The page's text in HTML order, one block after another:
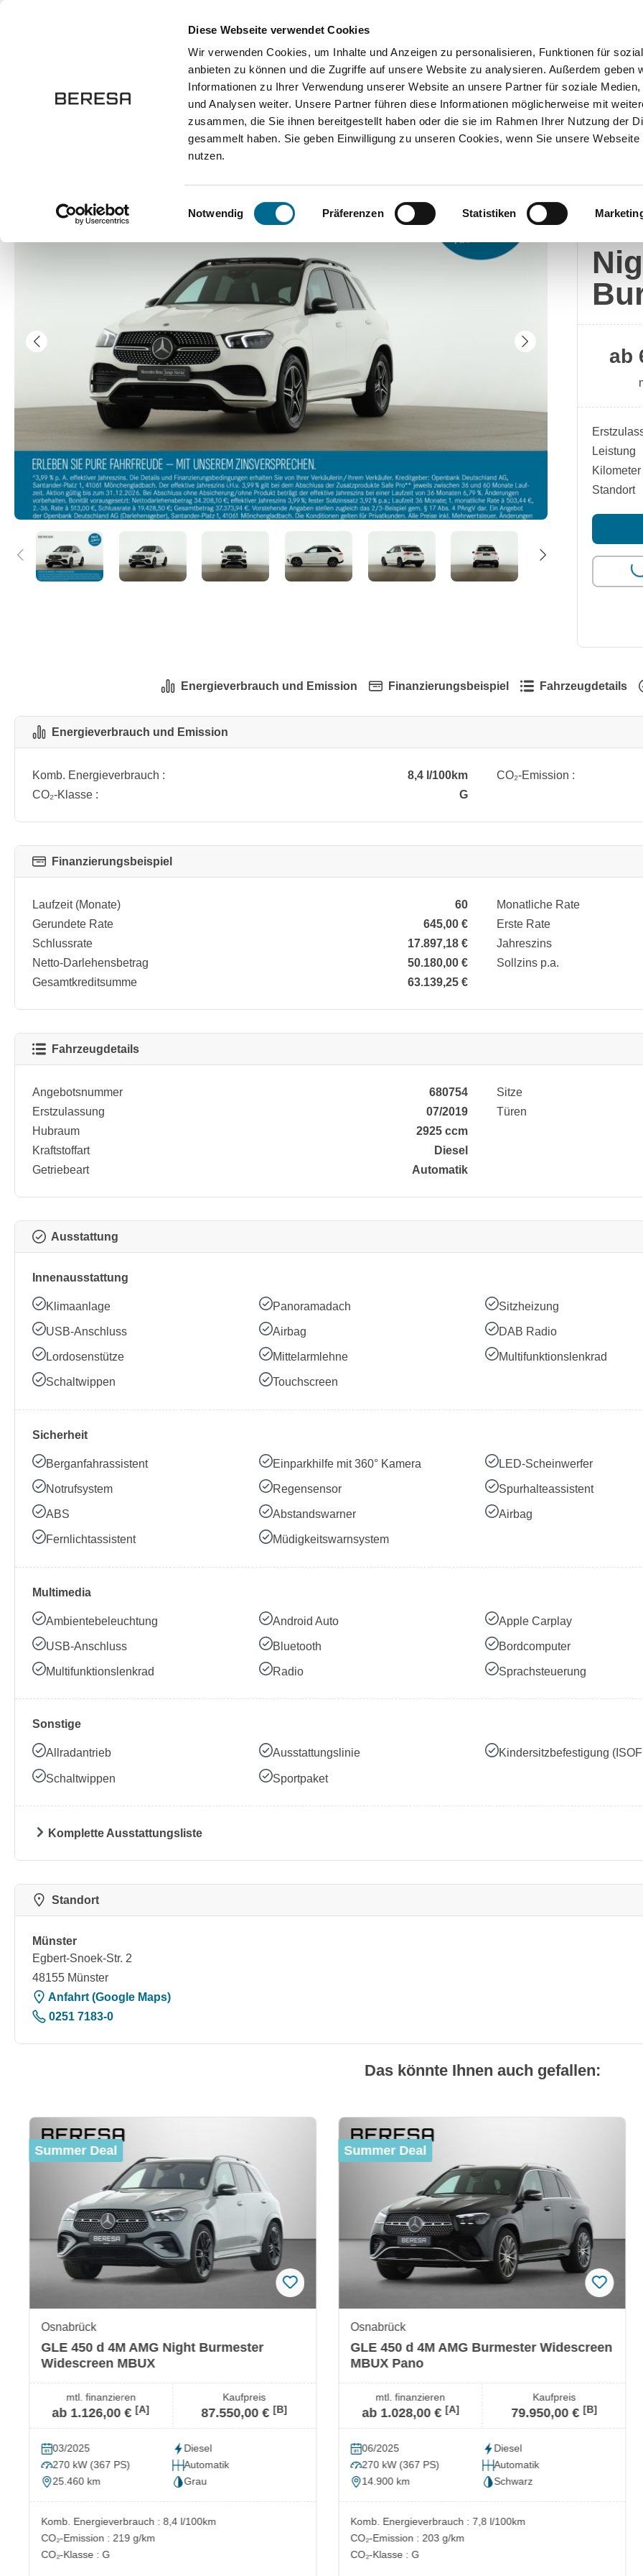
Diese Webseite verwendet Cookies
Wir verwenden Cookies, um Inhalte und Anzeigen zu personalisieren, Funktionen für
anbieten zu können und die Zugriffe auf unsere Website zu analysieren. Außerdem geben
Informationen zu Ihrer Verwendung unserer Website an unsere Partner für soziale Medien,
und Analysen weiter. Unsere Partner führen diese Informationen möglicherweise mit
zusammen, die Sie ihnen bereitgestellt haben oder die sie im Rahmen Ihrer Nutzung der
gesammelt haben. Sie geben Einwilligung zu unseren Cookies, wenn Sie unsere Webseite
nutzen.
Einwilligungsauswahl
Notwendig Präferenzen Statistiken
Onlineshop
ab
Leistung
Kilometer
Standort
Energieverbrauch und Emission Finanzierungsbeispiel Fahrzeugdetails
Energieverbrauch und Emission
Komb. Energieverbrauch : 8,4 l/100km
CO₂-Emission :
CO₂-Klasse :
G
Finanzierungsbeispiel
Laufzeit (Monate) 60
Monatliche Rate
Gerundete Rate
645,00 €
Erste Rate
Schlussrate
17.897,18 €
Jahreszins
Netto-Darlehensbetrag
50.180,00 €
Sollzins p.a.
Gesamtkreditsumme
63.139,25 €
Fahrzeugdetails
Angebotsnummer
680754
Erstzulassung
07/2019
Hubraum
2925 ccm
Kraftstoffart
Diesel
Getriebeart
Automatik
Sitze
Türen
Ausstattung
Innenausstattung
Klimaanlage Panoramadach Sitzheizung
USB-Anschluss Airbag DAB Radio
Lordosenstütze Mittelarmlehne Multifunktionslenkrad
Schaltwippen Touchscreen
Sicherheit
Berganfahrassistent Einparkhilfe mit 360° Kamera LED-Scheinwerfer
Notrufsystem Regensensor Spurhalteassistent
ABS Abstandswarner Airbag
Fernlichtassistent Müdigkeitswarnsystem
Multimedia
Ambientebeleuchtung Android Auto Apple Carplay
USB-Anschluss Bluetooth Bordcomputer
Multifunktionslenkrad Radio Sprachsteuerung
Sonstige
Allradantrieb Ausstattungslinie Kindersitzbefestigung
Schaltwippen Sportpaket
Komplette Ausstattungsliste
Standort
Münster
Egbert-Snoek-Str. 2
48155 Münster
Anfahrt (Google Maps)
0251 7183-0
Das könnte Ihnen auch gefallen:
Summer Deal
Osnabrück
GLE 450 d 4M AMG Night Burmester
Widescreen MBUX
mtl. finanzieren
ab 1.126,00 €[A]
Kaufpreis
87.550,00 €[B]
03/2025
Diesel
270 kW (367 PS)
Automatik
25.460 km
Grau
Komb. Energieverbrauch : 8,4 l/100km
CO₂-Emission : 219 g/km
CO₂-Klasse : G
Summer Deal
Osnabrück
GLE 450 d 4M AMG Burmester Widescreen
MBUX Pano
mtl. finanzieren
ab 1.028,00 € [A]
Kaufpreis
79.950,00 €[B]
06/2025
Diesel
270 kW (367 PS)
Automatik
14.900 km
Schwarz
Komb. Energieverbrauch : 7,8 l/100km
CO₂-Emission : 203 g/km
CO₂-Klasse : G